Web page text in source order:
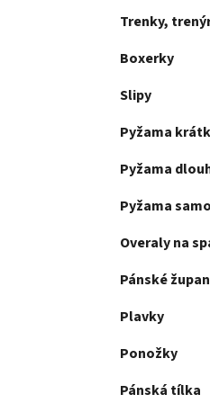
Trenky,
Boxerky
Slipy
Pyžama
Pyžama
Pyžama
Overaly na
Pánské
Plavky
Ponožky
Pánská tílka